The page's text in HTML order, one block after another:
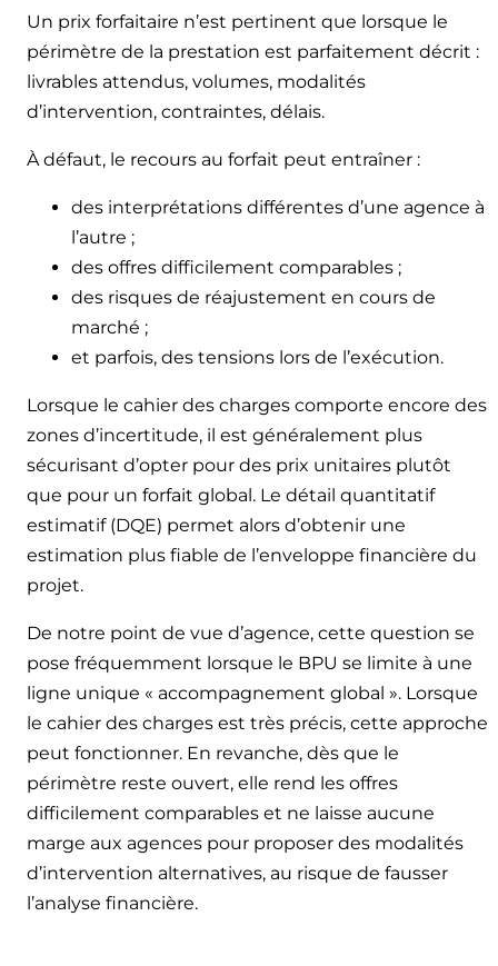
Un prix forfaitaire n’est pertinent que lorsque le
périmètre de la prestation est parfaitement décrit :
livrables attendus, volumes, modalités
d’intervention, contraintes, délais.
À défaut, le recours au forfait peut entraîner :
des interprétations différentes d’une agence à
l’autre ;
des offres difficilement comparables ;
des risques de réajustement en cours de
marché ;
et parfois, des tensions lors de l’exécution.
Lorsque le cahier des charges comporte encore des
zones d’incertitude, il est généralement plus
sécurisant d’opter pour des prix unitaires plutôt
que pour un forfait global. Le détail quantitatif
estimatif (DQE) permet alors d’obtenir une
estimation plus fiable de l’enveloppe financière du
projet.
De notre point de vue d’agence, cette question se
pose fréquemment lorsque le BPU se limite à une
ligne unique « accompagnement global ». Lorsque
le cahier des charges est très précis, cette approche
peut fonctionner. En revanche, dès que le
périmètre reste ouvert, elle rend les offres
difficilement comparables et ne laisse aucune
marge aux agences pour proposer des modalités
d’intervention alternatives, au risque de fausser
l’analyse financière.